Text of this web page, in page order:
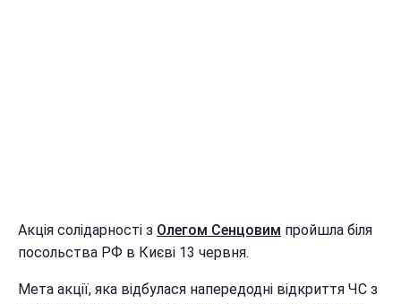
Акція солідарності з Олегом Сенцовим пройшла біля
посольства РФ в Києві 13 червня.
Мета акції, яка відбулася напередодні відкриття ЧС з